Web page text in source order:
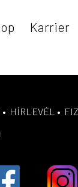
Karrier
• HÍRLEVÉL •